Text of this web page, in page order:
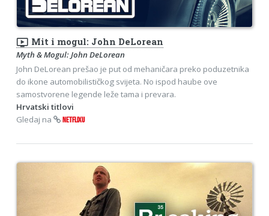
ondemand_video Mit i mogul: John DeLorean
Myth & Mogul: John DeLorean
John DeLorean prešao je put od mehaničara preko poduzetnika
do ikone automobilističkog svijeta. No ispod haube ove
samostvorene legende leže tama i prevara.
Hrvatski titlovi
Gledaj na
NETFLIXU